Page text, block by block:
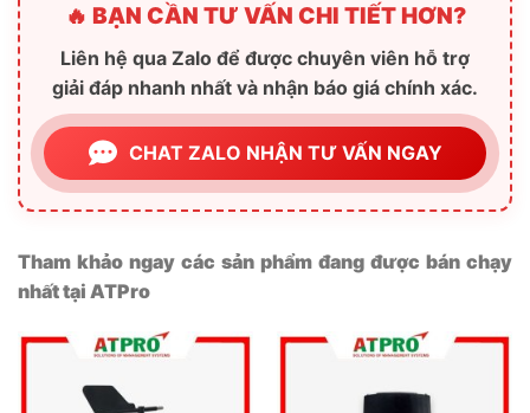
🔥 BẠN CẦN TƯ VẤN CHI TIẾT HƠN?
Liên hệ qua Zalo để được chuyên viên hỗ trợ
giải đáp nhanh nhất và nhận báo giá chính xác.
CHAT ZALO NHẬN TƯ VẤN NGAY
Tham khảo ngay các sản phẩm đang được bán chạy
nhất tại ATPro